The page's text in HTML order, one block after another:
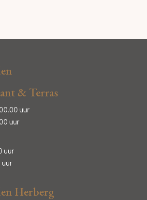
& Terras
uur
uur
uur
uur
Herberg